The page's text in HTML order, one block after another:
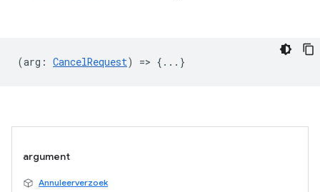
(arg : CancelRequest) => {...}
argument
Annuleerverzoek